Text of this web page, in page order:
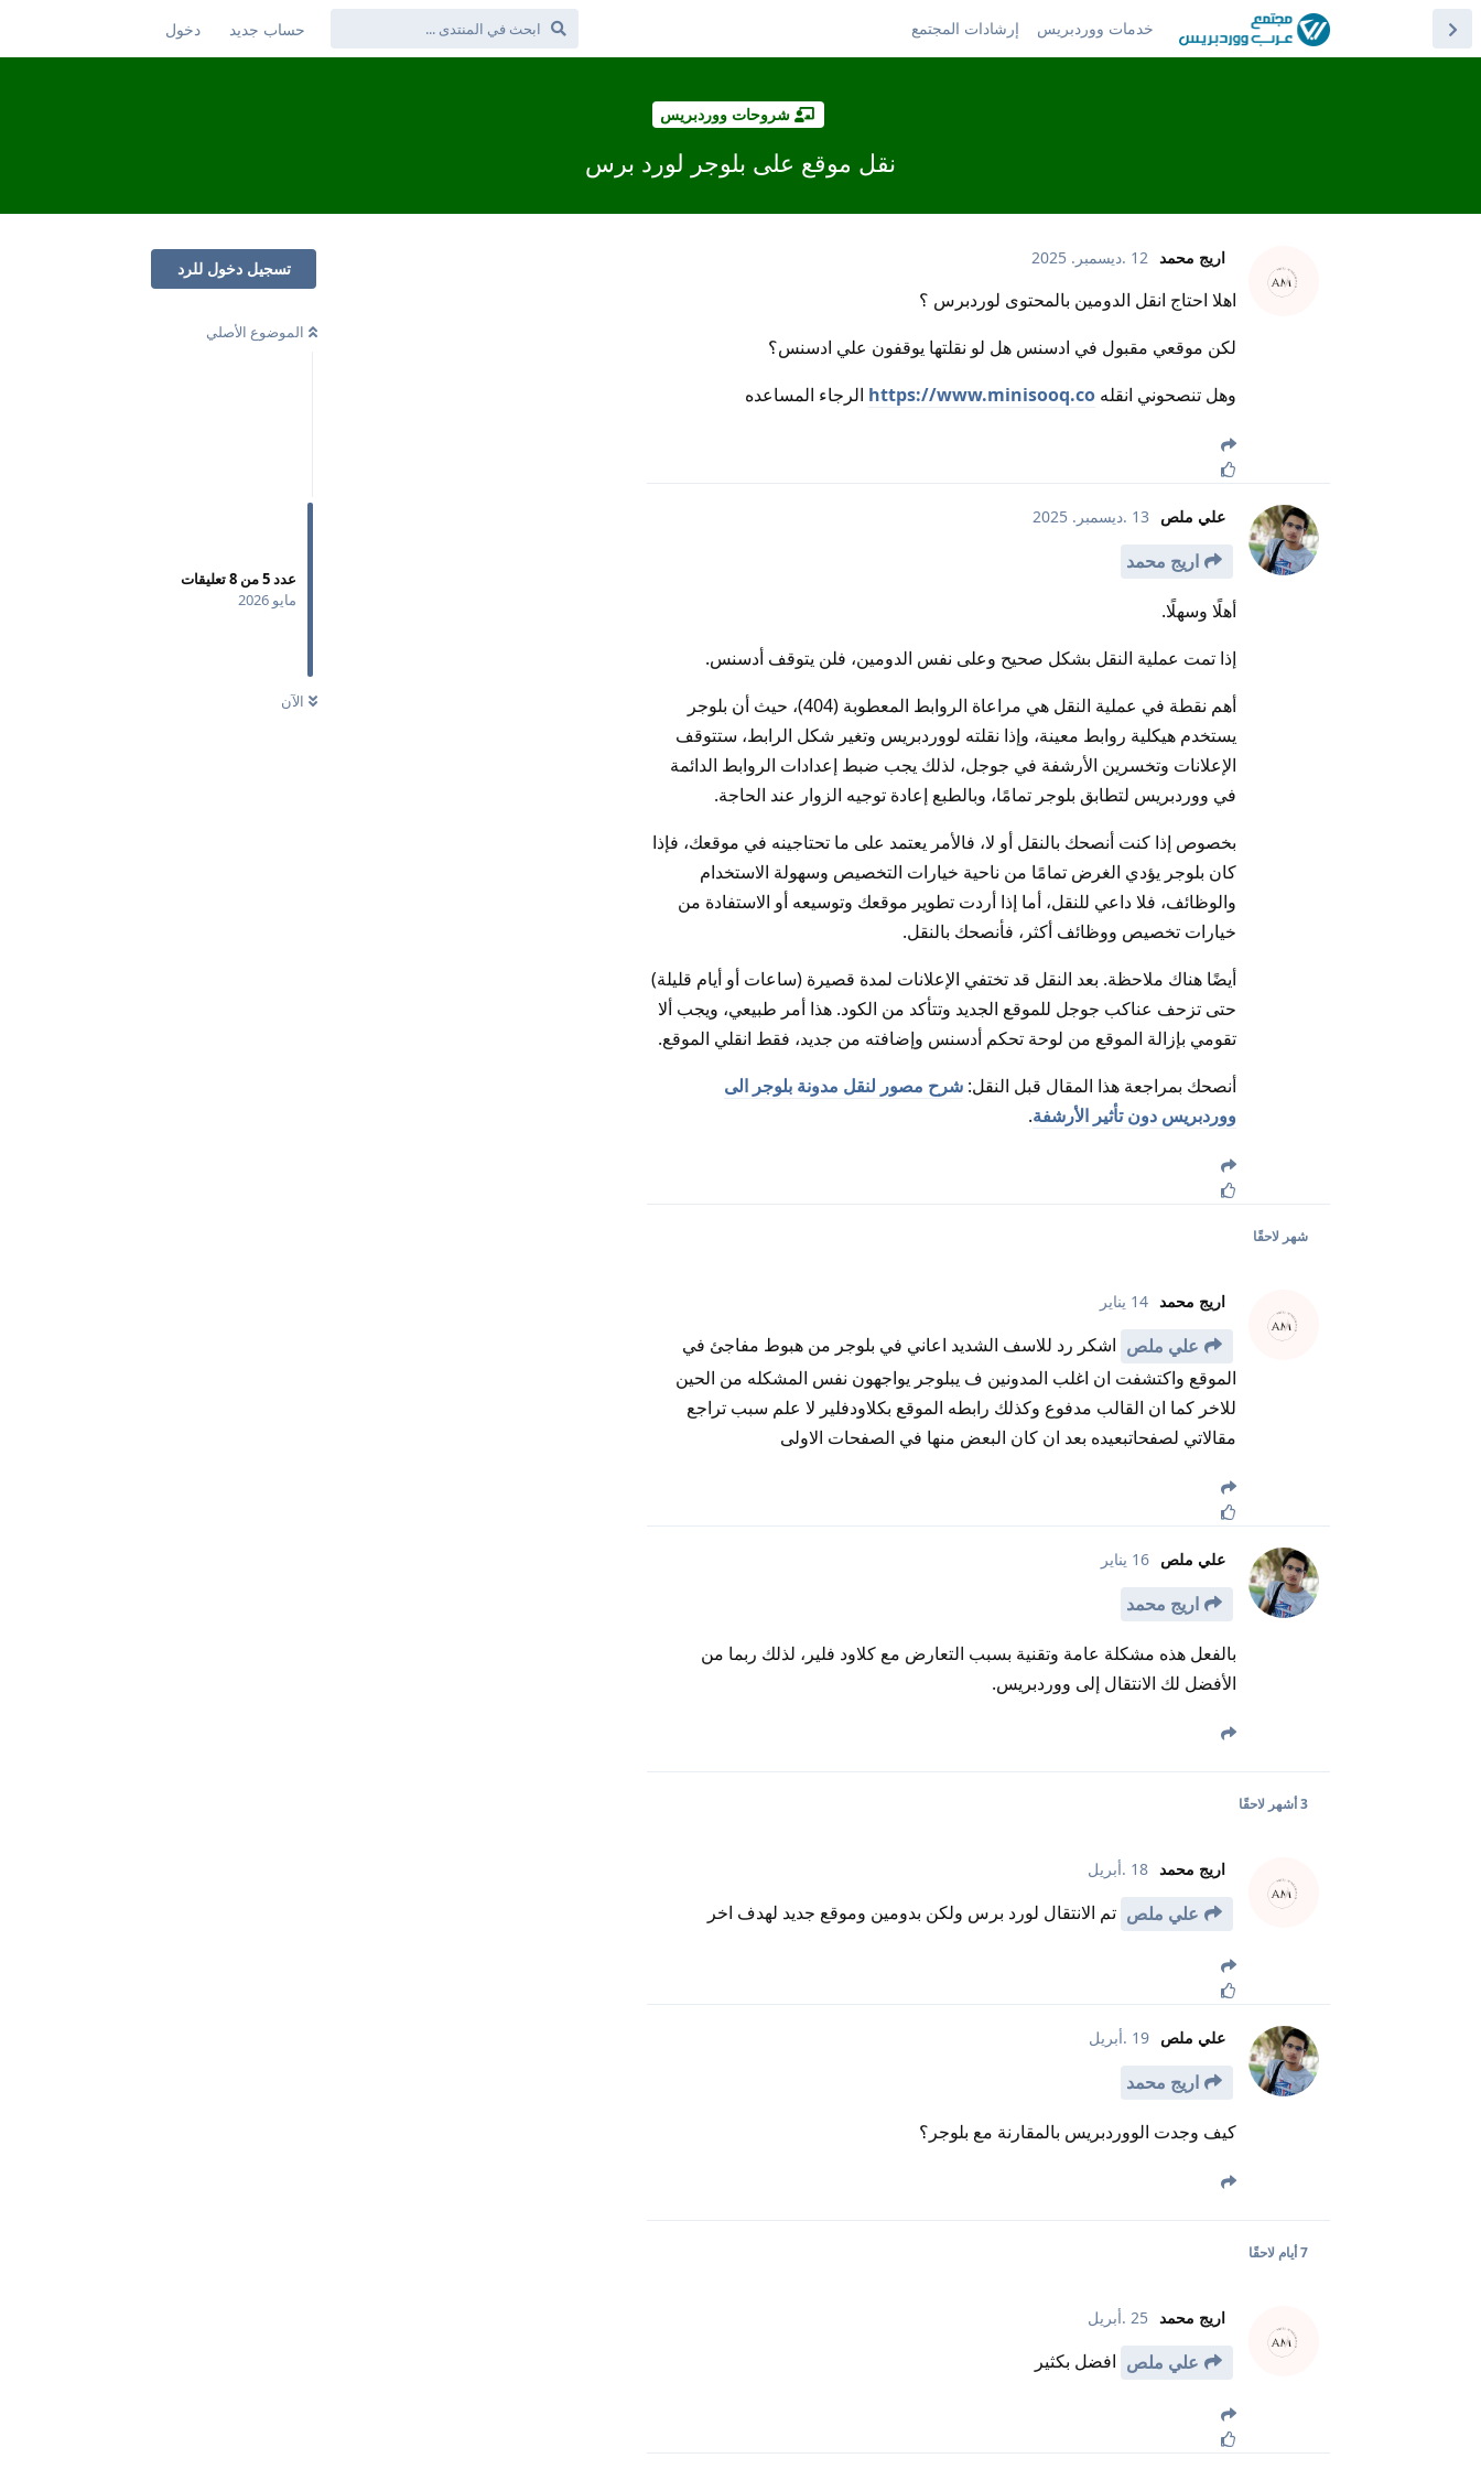
خدمات ووردبريس إرشادات المجتمع حساب جديد دخول
شروحات ووردبريس
نقل موقع على بلوجر لورد برس
تسجيل دخول للرد
الموضوع الأصلي
عدد5من 8تعليقات
مايو 2026
الآن
اريج محمد 12 .ديسمبر. 2025
اهلا احتاج انقل الدومين بالمحتوى لوردبرس ؟
لكن موقعي مقبول في ادسنس هل لو نقلتها يوقفون علي ادسنس؟
وهل تنصحوني انقله https://www.minisooq.co الرجاء المساعده
علي ملص 13 .ديسمبر. 2025
اريج محمد
أهلًا وسهلًا.
إذا تمت عملية النقل بشكل صحيح وعلى نفس الدومين، فلن يتوقف أدسنس.
أهم نقطة في عملية النقل هي مراعاة الروابط المعطوبة (404)، حيث أن بلوجر
يستخدم هيكلية روابط معينة، وإذا نقلته لووردبريس وتغير شكل الرابط، ستتوقف
الإعلانات وتخسرين الأرشفة في جوجل، لذلك يجب ضبط إعدادات الروابط الدائمة
في ووردبريس لتطابق بلوجر تمامًا، وبالطبع إعادة توجيه الزوار عند الحاجة.
بخصوص إذا كنت أنصحك بالنقل أو لا، فالأمر يعتمد على ما تحتاجينه في موقعك، فإذا
كان بلوجر يؤدي الغرض تمامًا من ناحية خيارات التخصيص وسهولة الاستخدام
والوظائف، فلا داعي للنقل، أما إذا أردت تطوير موقعك وتوسيعه أو الاستفادة من
خيارات تخصيص ووظائف أكثر، فأنصحك بالنقل.
أيضًا هناك ملاحظة. بعد النقل قد تختفي الإعلانات لمدة قصيرة (ساعات أو أيام قليلة)
حتى تزحف عناكب جوجل للموقع الجديد وتتأكد من الكود. هذا أمر طبيعي، ويجب ألا
تقومي بإزالة الموقع من لوحة تحكم أدسنس وإضافته من جديد، فقط انقلي الموقع.
أنصحك بمراجعة هذا المقال قبل النقل: شرح مصور لنقل مدونة بلوجر الى
ووردبريس دون تأثير الأرشفة.
شهر لاحقًا
اريج محمد 14 يناير
علي ملص اشكر رد للاسف الشديد اعاني في بلوجر من هبوط مفاجئ في
الموقع واكتشفت ان اغلب المدونين ف يبلوجر يواجهون نفس المشكله من الحين
للاخر كما ان القالب مدفوع وكذلك رابطه الموقع بكلاودفلير لا علم سبب تراجع
مقالاتي لصفحاتبعيده بعد ان كان البعض منها في الصفحات الاولى
علي ملص 16 يناير
اريج محمد
بالفعل هذه مشكلة عامة وتقنية بسبب التعارض مع كلاود فلير، لذلك ربما من
الأفضل لك الانتقال إلى ووردبريس.
3 أشهر لاحقًا
اريج محمد 18 .أبريل
علي ملص تم الانتقال لورد برس ولكن بدومين وموقع جديد لهدف اخر
علي ملص 19 .أبريل
اريج محمد
كيف وجدت الووردبريس بالمقارنة مع بلوجر؟
7 أيام لاحقًا
اريج محمد 25 .أبريل
علي ملص افضل بكثير